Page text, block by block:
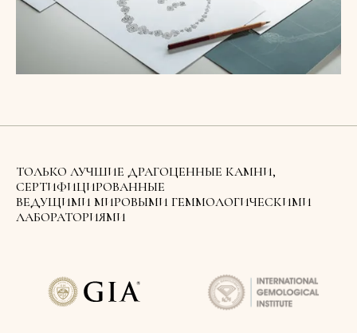
ТОЛЬКО ЛУЧШИЕ ДРАГОЦЕННЫЕ КАМНИ,
СЕРТИФИЦИРОВАННЫЕ
ВЕДУЩИМИ МИРОВЫМИ ГЕММОЛОГИЧЕСКИМИ
ЛАБОРАТОРИЯМИ